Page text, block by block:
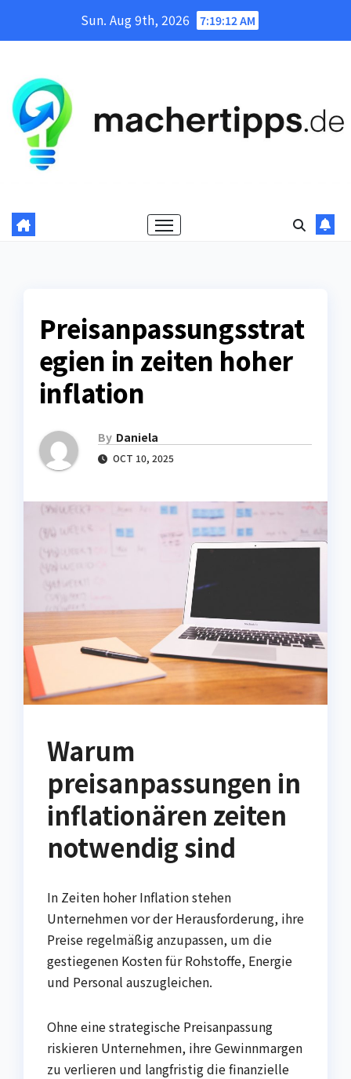
Sun. Aug 9th, 2026 7:19:13 AM
Preisanpassungsstrat
egien in zeiten hoher
inflation
By Daniela
OCT 10, 2025
Warum
preisanpassungen in
inflationären zeiten
notwendig sind
In Zeiten hoher Inflation stehen
Unternehmen vor der Herausforderung, ihre
Preise regelmäßig anzupassen, um die
gestiegenen Kosten für Rohstoffe, Energie
und Personal auszugleichen.
Ohne eine strategische Preisanpassung
riskieren Unternehmen, ihre Gewinnmargen
zu verlieren und langfristig die finanzielle